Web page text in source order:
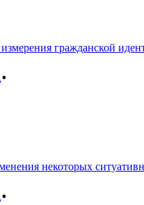
гражданской
.
некоторых
.